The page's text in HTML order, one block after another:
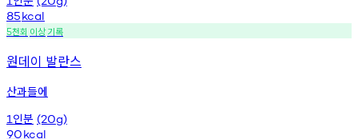
85kcal
5천회 이상기록
원데이 발란스
산과들에
1 인분 (20g)
90kcal